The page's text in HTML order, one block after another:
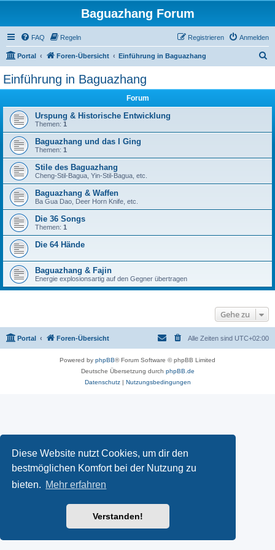
Diese Website nutzt Cookies, um dir den
bestmöglichen Komfort bei der Nutzung zu
bieten. Mehr erfahren
Verstanden!
Baguazhang Forum
FAQ Regeln Anmelden
Registrieren
Portal Foren-Übersicht Einführung in Baguazhang
Einführung in Baguazhang
Forum
Urspung & Historische Entwicklung
Themen: 1
Baguazhang und das I Ging
Themen: 1
Stile des Baguazhang
Cheng-Stil-Bagua, Yin-Stil-Bagua, etc.
Baguazhang & Waffen
Ba Gua Dao, Deer Horn Knife, etc.
Die 36 Songs
Themen: 1
Die 64 Hände
Baguazhang & Fajin
Energie explosionsartig auf den Gegner übertragen
Gehe zu
Portal Foren-Übersicht Alle Zeiten sind UTC+02:00
Powered by phpBB® Forum Software © phpBB Limited
Deutsche Übersetzung durch phpBB.de
Datenschutz| Nutzungsbedingungen